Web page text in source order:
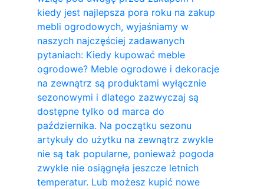
kiedy jest najlepsza pora roku na zakup
mebli ogrodowych, wyjaśniamy w
naszych najczęściej zadawanych
pytaniach: Kiedy kupować meble
ogrodowe? Meble ogrodowe i dekoracje
na zewnątrz są produktami wyłącznie
sezonowymi i dlatego zazwyczaj są
dostępne tylko od marca do
października. Na początku sezonu
artykuły do ​​użytku na zewnątrz zwykle
nie są tak popularne, ponieważ pogoda
zwykle nie osiągnęła jeszcze letnich
temperatur. Lub możesz kupić nowe